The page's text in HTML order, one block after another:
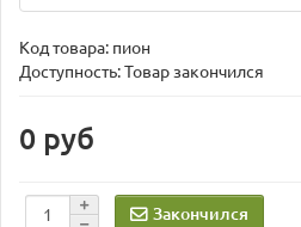
Код товара: пион
Доступность: Товар закончился
0 руб
Закончился